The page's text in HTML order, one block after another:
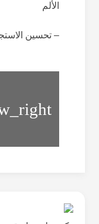
الألم
– تحسین
العلاج
الطبیعی